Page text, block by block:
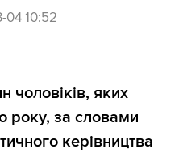
04 10:52
чоловіків, яких
року, за словами
керівництва